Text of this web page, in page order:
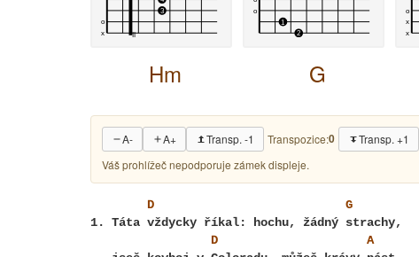
Hm G
A- A+ Transp. -1 Transpozice:0 Transp. +1
Váš prohlížeč nepodporuje zámek displeje.
D
G
D
A